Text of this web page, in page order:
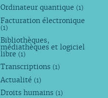
Ordinateur quantique (1)
Facturation électronique
(1)
Bibliothèques,
médiathèques et logiciel
libre (1)
Transcriptions (1)
Actualité (1)
Droits humains (1)